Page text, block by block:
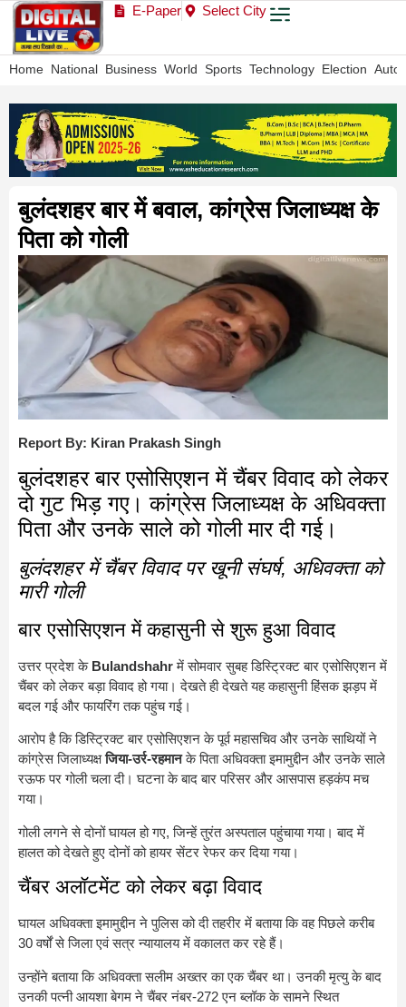
E-Paper Select City
Home National Business World Sports Technology Election Auto
बुलंदशहर बार में बवाल, कांग्रेस जिलाध्यक्ष के
पिता को गोली
Report By: Kiran Prakash Singh
बुलंदशहर बार एसोसिएशन में चैंबर विवाद को लेकर
दो गुट भिड़ गए। कांग्रेस जिलाध्यक्ष के अधिवक्ता
पिता और उनके साले को गोली मार दी गई।
बुलंदशहर में चैंबर विवाद पर खूनी संघर्ष, अधिवक्ता को
मारी गोली
बार एसोसिएशन में कहासुनी से शुरू हुआ विवाद
उत्तर प्रदेश के Bulandshahrमें सोमवार सुबह डिस्ट्रिक्ट बार एसोसिएशन में
चैंबर को लेकर बड़ा विवाद हो गया। देखते ही देखते यह कहासुनी हिंसक झड़प में
बदल गई और फायरिंग तक पहुंच गई।
आरोप है कि डिस्ट्रिक्ट बार एसोसिएशन के पूर्व महासचिव और उनके साथियों ने
कांग्रेस जिलाध्यक्षजिया-उर्र-रहमानके पिता अधिवक्ता इमामुद्दीन और उनके साले
रऊफ पर गोली चला दी। घटना के बाद बार परिसर और आसपास हड़कंप मच
गया।
गोली लगने से दोनों घायल हो गए, जिन्हें तुरंत अस्पताल पहुंचाया गया। बाद में
हालत को देखते हुए दोनों को हायर सेंटर रेफर कर दिया गया।
चैंबर अलॉटमेंट को लेकर बढ़ा विवाद
घायल अधिवक्ता इमामुद्दीन ने पुलिस को दी तहरीर में बताया कि वह पिछले करीब
30 वर्षों से जिला एवं सत्र न्यायालय में वकालत कर रहे हैं।
उन्होंने बताया कि अधिवक्ता सलीम अख्तर का एक चैंबर था। उनकी मृत्यु के बाद
उनकी पत्नी आयशा बेगम ने चैंबर नंबर-272 एन ब्लॉक के सामने स्थित